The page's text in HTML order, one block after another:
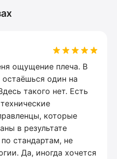
ощущение плеча. В
остаёшься один на
такого нет. Есть
которые
в результате
стандартам, не
Да, иногда хочется